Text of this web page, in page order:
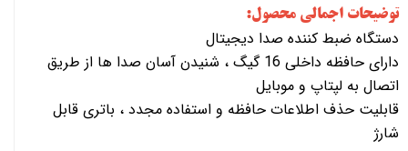
توضیحات اجمالی محصول:
دستگاه ضبط کننده صدا دیجیتال
دارای حافظه داخلی 16 گیگ ، شنیدن آسان صدا ها از طریق
اتصال به لپتاپ و موبایل
قابلیت حذف اطلاعات حافظه و استفاده مجدد ، باتری قابل
شارژ